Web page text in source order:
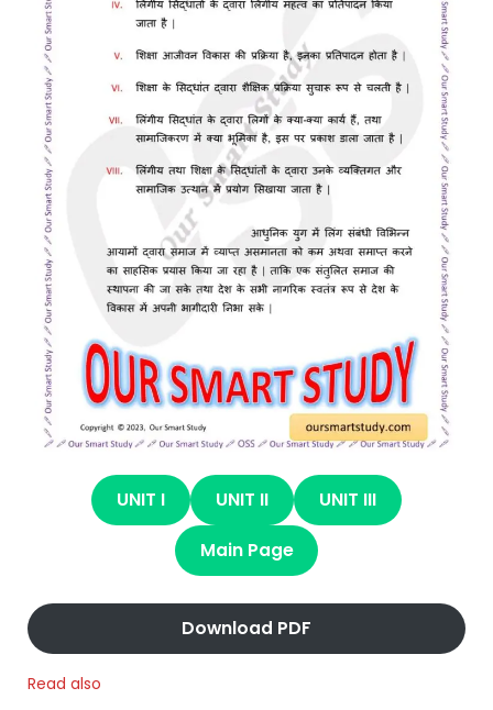
UNIT I UNIT II
UNIT III
Main Page
Download PDF
Read also